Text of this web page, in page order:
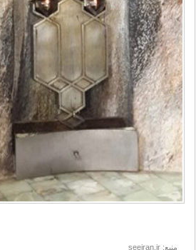
منبع: seeiran.ir